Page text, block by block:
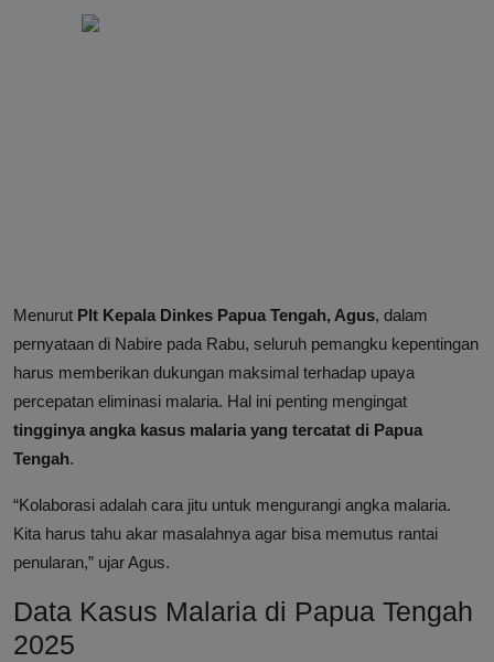
Menurut Plt Kepala Dinkes Papua Tengah, Agus, dalam
pernyataan di Nabire pada Rabu, seluruh pemangku kepentingan
harus memberikan dukungan maksimal terhadap upaya
percepatan eliminasi malaria. Hal ini penting mengingat
tingginya angka kasus malaria yang tercatat di Papua
Tengah.
“Kolaborasi adalah cara jitu untuk mengurangi angka malaria.
Kita harus tahu akar masalahnya agar bisa memutus rantai
penularan,” ujar Agus.
Data Kasus Malaria di Papua Tengah
2025